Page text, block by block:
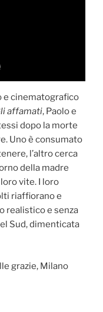
e cinematografico
affamati, Paolo e
dopo la morte
Uno è consumato
l’altro cerca
della madre
vite. I loro
riaffiorano e
realistico e senza
Sud, dimenticata
grazie, Milano